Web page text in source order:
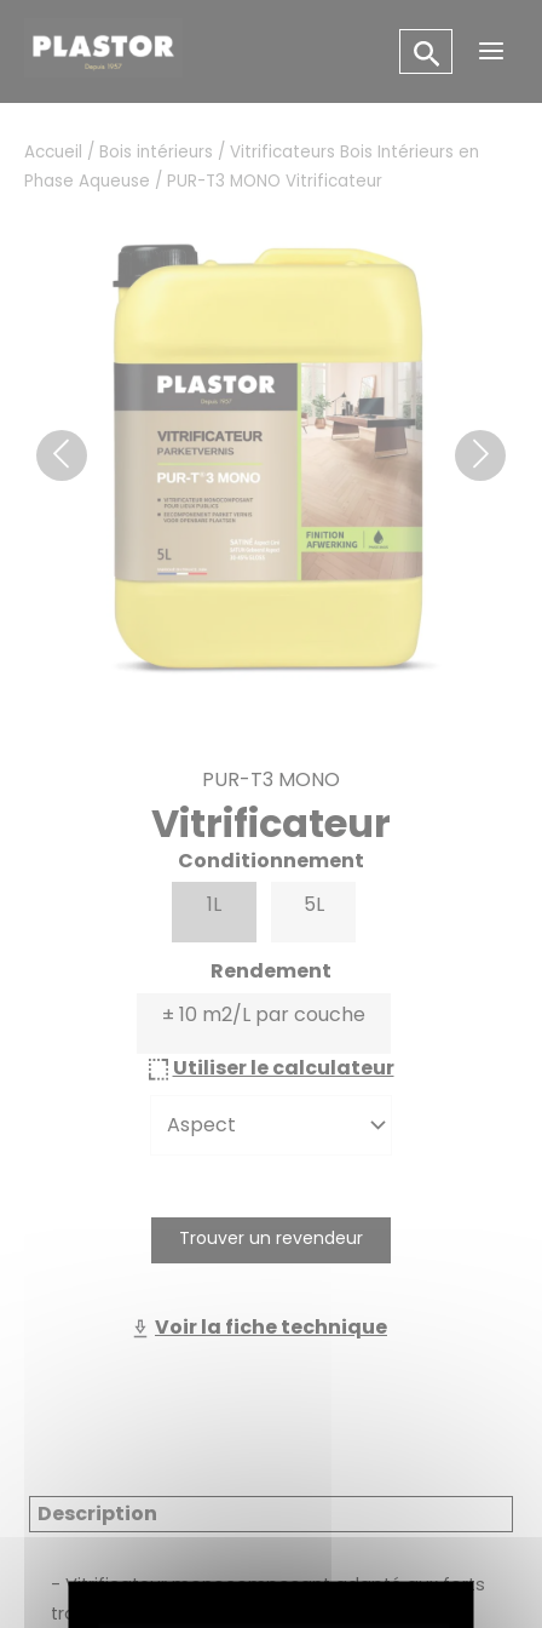
Main
Accueil / Bois intérieurs / Vitrificateurs Bois Intérieurs en
Phase Aqueuse / PUR-T3 MONO Vitrificateur
Previous Next
PUR-T3 MONO
Vitrificateur
Conditionnement
1L
5L
Rendement
± 10 m2/L par couche
Utiliser le calculateur
Trouver un revendeur
Voir la fiche technique
Description
- Vitrificateur monocomposant adapté aux forts
trafics.